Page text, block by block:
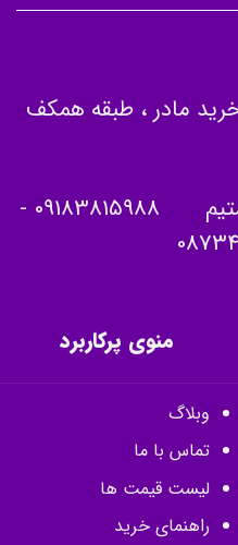
مادر ، طبقه همکف
09183815988
-
منوی پرکاربرد
وبلاگ
تماس با ما
لیست قیمت ها
راهنمای خرید